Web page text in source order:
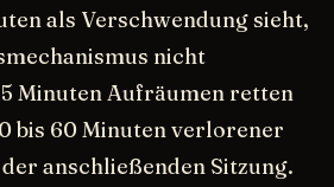
als Verschwendung sieht,
nicht
Minuten Aufräumen retten
bis 60 Minuten verlorener
anschließenden Sitzung.